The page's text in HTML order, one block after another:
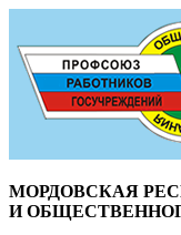
МОРДОВСКАЯ
И